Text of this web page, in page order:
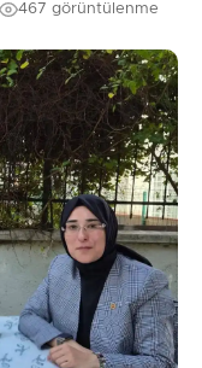
467 görüntülenme